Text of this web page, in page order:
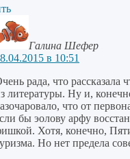
Галина Шефер
в 10:51
рада, что
литературы. Ну и,
что от
бы эолову арфу
Хотя, конечно,
Но нет предела